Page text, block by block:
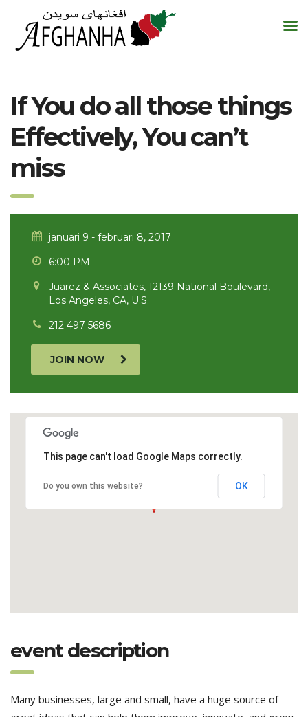
If You do all those things
Effectively, You can’t
miss
januari 9 - februari 8, 2017
6:00 PM
Juarez & Associates, 12139 National Boulevard,
Los Angeles, CA, U.S.
212 497 5686
JOIN NOW
This page can't load Google Maps correctly.
Do you own this website? OK
event description
Many businesses, large and small, have a huge source of